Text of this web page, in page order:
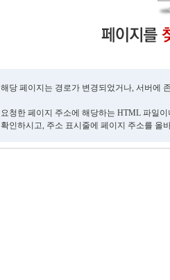
해당 페이지는 경로가 변경되었거나, 서버에
요청한 페이지 주소에 해당하는 HTML 파일
확인하시고, 주소 표시줄에 페이지 주소를 올